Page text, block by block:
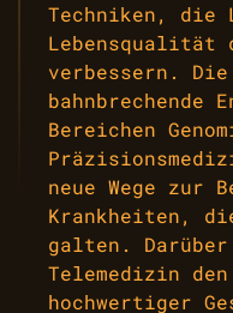
Techniken, die
Lebensqualität
verbessern.
bahnbrechende
Bereichen
neue Wege zur
Krankheiten,
galten.
Telemedizin den
hochwertiger